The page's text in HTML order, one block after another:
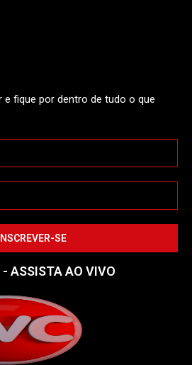
fique por dentro de tudo o que
ASSISTA AO VIVO